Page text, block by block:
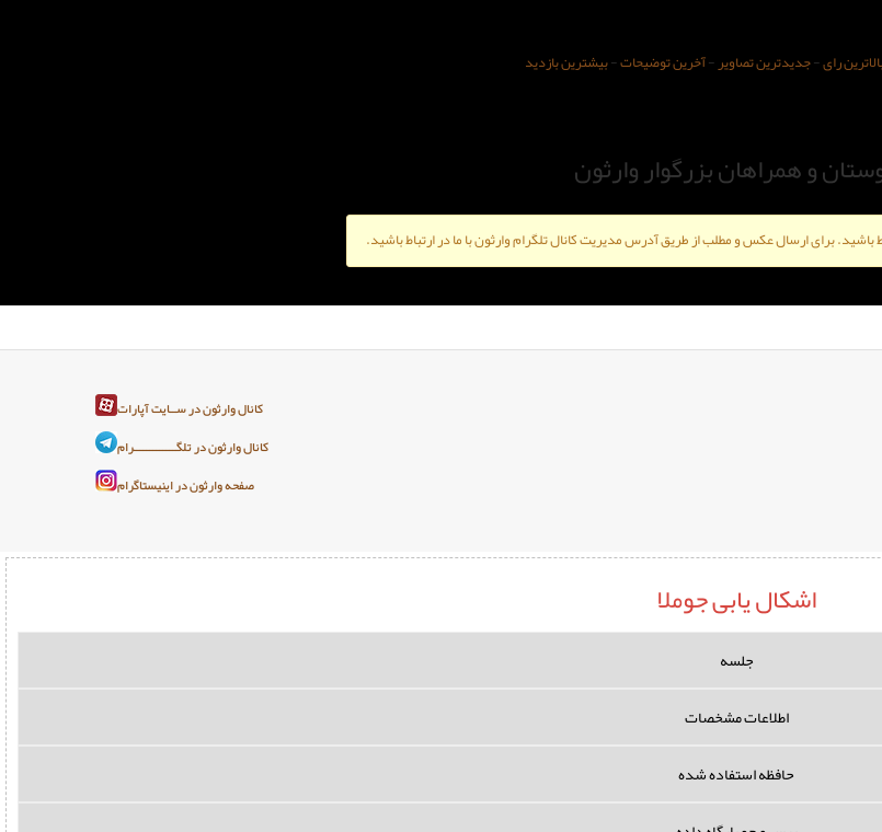
رای-جدیدترین تصاویر-آخرین توضیحات-بیشترین بازدید
و همراهان بزرگوار وارثون
باشید. برای ارسال عکس و مطلب از طریق آدرس مدیریت کانال تلگرام وارثون با ما در ارتباط باشید.
کانال وارثون در ســایت آپارات
کانال وارثون در تلگـــــــــــــرام
صفحه وارثون در اینیستاگرام
اشکال یابی جوملا
جلسه
اطلاعات مشخصات
حافظه استفاده شده